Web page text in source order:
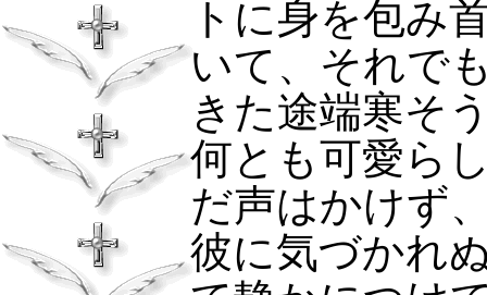
トに身を包み
いて、それで
きた途端寒そ
何とも可愛ら
だ声はかけず
彼に気づかれ